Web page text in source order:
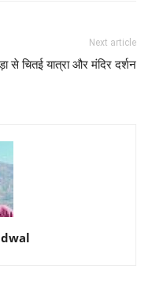
Next article
से चितई यात्रा और मंदिर दर्शन